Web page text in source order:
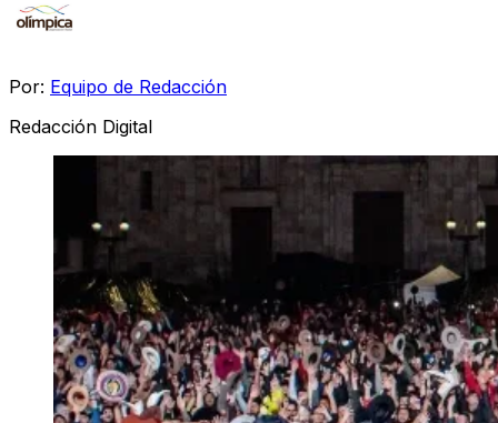
Por: Equipo de Redacción
Redacción Digital